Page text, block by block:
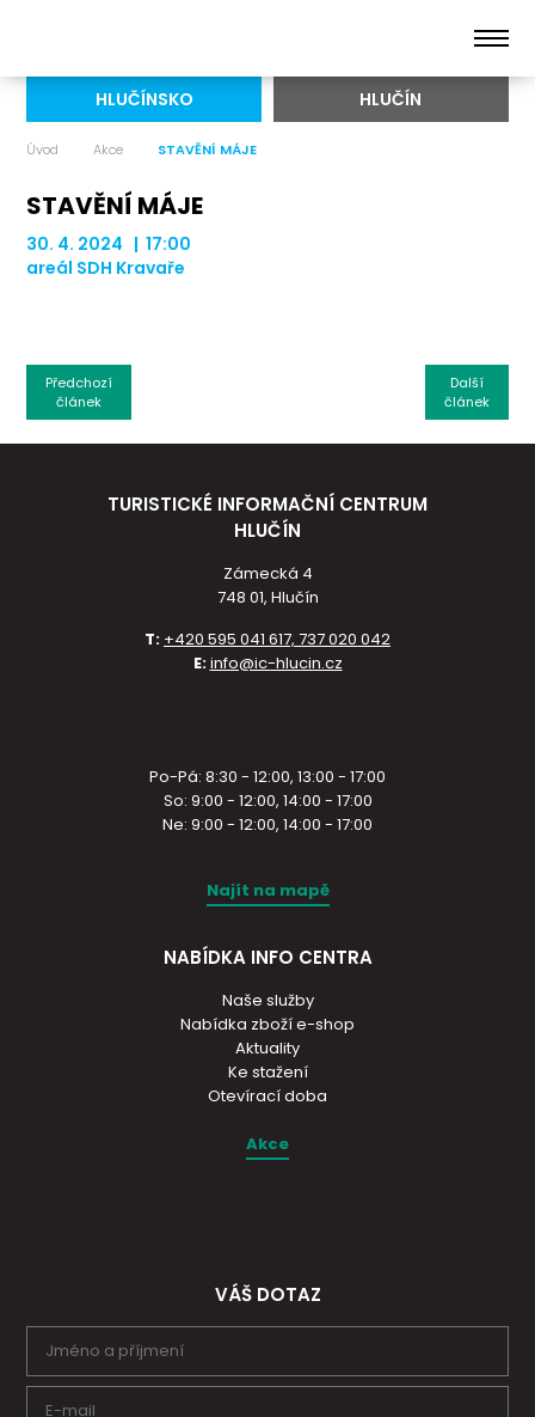
HLUČÍNSKO HLUČÍN
Úvod Akce STAVĚNÍ MÁJE
STAVĚNÍ MÁJE
30. 4. 2024 | 17:00
areál SDH Kravaře
Další
článek
Předchozí
článek
TURISTICKÉ INFORMAČNÍ CENTRUM
HLUČÍN
Zámecká 4
748 01, Hlučín
T: +420 595 041 617, 737 020 042
E:info@ic-hlucin.cz
Po-Pá: 8:30 - 12:00, 13:00 - 17:00
So: 9:00 - 12:00, 14:00 - 17:00
Ne: 9:00 - 12:00, 14:00 - 17:00
Najít na mapě
NABÍDKA INFO CENTRA
Naše služby
Nabídka zboží e-shop
Aktuality
Ke stažení
Otevírací doba
Akce
VÁŠ DOTAZ